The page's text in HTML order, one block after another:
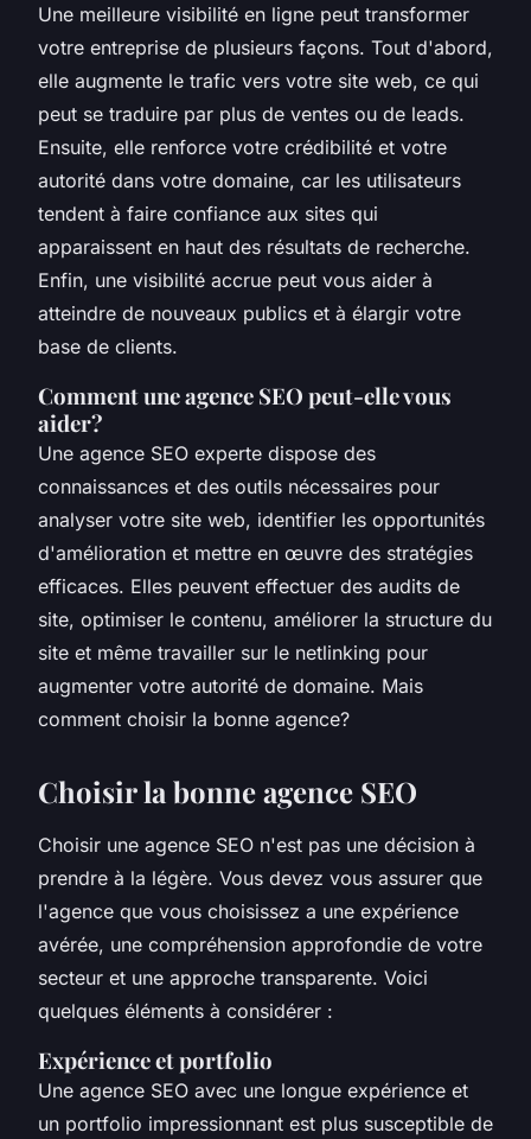
Une meilleure visibilité en ligne peut transformer
votre entreprise de plusieurs façons. Tout d'abord,
elle augmente le trafic vers votre site web, ce qui
peut se traduire par plus de ventes ou de leads.
Ensuite, elle renforce votre crédibilité et votre
autorité dans votre domaine, car les utilisateurs
tendent à faire confiance aux sites qui
apparaissent en haut des résultats de recherche.
Enfin, une visibilité accrue peut vous aider à
atteindre de nouveaux publics et à élargir votre
base de clients.
Comment une agence SEO peut-elle vous
aider?
Une agence SEO experte dispose des
connaissances et des outils nécessaires pour
analyser votre site web, identifier les opportunités
d'amélioration et mettre en œuvre des stratégies
efficaces. Elles peuvent effectuer des audits de
site, optimiser le contenu, améliorer la structure du
site et même travailler sur le netlinking pour
augmenter votre autorité de domaine. Mais
comment choisir la bonne agence?
Choisir la bonne agence SEO
Choisir une agence SEO n'est pas une décision à
prendre à la légère. Vous devez vous assurer que
l'agence que vous choisissez a une expérience
avérée, une compréhension approfondie de votre
secteur et une approche transparente. Voici
quelques éléments à considérer :
Expérience et portfolio
Une agence SEO avec une longue expérience et
un portfolio impressionnant est plus susceptible de